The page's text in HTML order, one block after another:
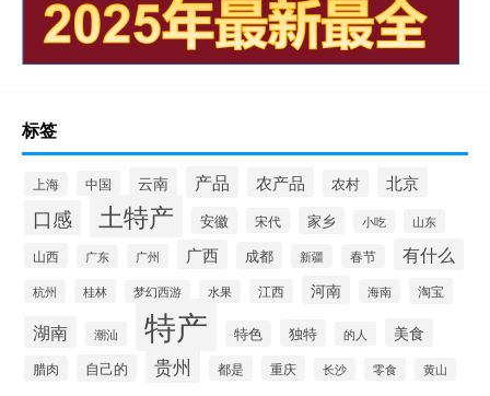
标签
上海 中国 云南 产品 农产品 农村 北京
口感 土特产 安徽 宋代 家乡 小吃 山东
山西 广东 广州 广西 成都 新疆 春节 有什么
杭州 桂林 梦幻西游 水果 江西 河南 海南 淘宝
湖南 潮汕 特产 特色 独特 的人 美食
腊肉 自己的 贵州 都是 重庆 长沙 零食 黄山